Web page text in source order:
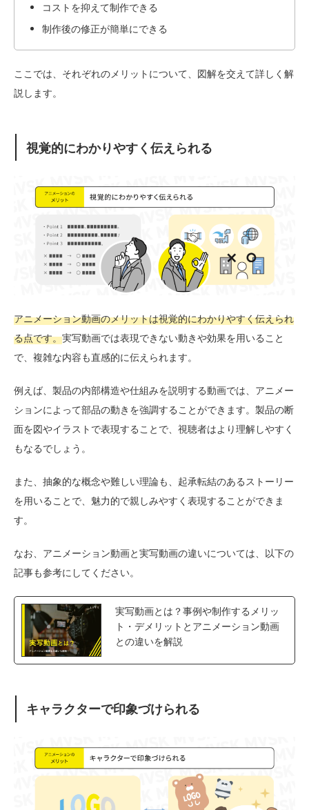
コストを抑えて制作できる
制作後の修正が簡単にできる
ここでは、それぞれのメリットについて、図解を交えて詳しく解
説します。
視覚的にわかりやすく伝えられる
アニメーション動画のメリットは視覚的にわかりやすく伝えられ
る点です。実写動画では表現できない動きや効果を用いること
で、複雑な内容も直感的に伝えられます。
例えば、製品の内部構造や仕組みを説明する動画では、アニメー
ションによって部品の動きを強調することができます。製品の断
面を図やイラストで表現することで、視聴者はより理解しやすく
もなるでしょう。
また、抽象的な概念や難しい理論も、起承転結のあるストーリー
を用いることで、魅力的で親しみやすく表現することができま
す。
なお、アニメーション動画と実写動画の違いについては、以下の
記事も参考にしてください。
実写動画とは？事例や制作するメリッ
ト・デメリットとアニメーション動画
との違いを解説
キャラクターで印象づけられる